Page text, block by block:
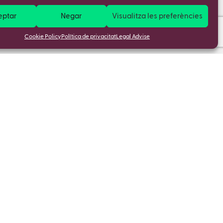
Negar Visualitza les preferències
Cookie Policy Política de privacitatLegal Advise